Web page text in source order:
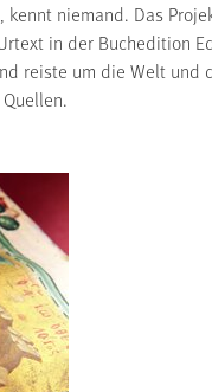
niemand. Das
in der Buchedition
reiste um die Welt